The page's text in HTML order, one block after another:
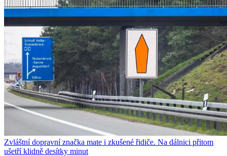
Zvláštní dopravní značka mate i zkušené řidiče. Na dálnici přitom
ušetří klidně desítky minut